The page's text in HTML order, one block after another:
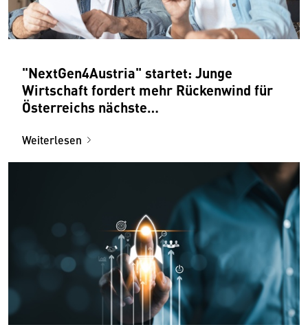
"NextGen4Austria" startet: Junge
Wirtschaft fordert mehr Rückenwind für
Österreichs nächste
Weiterlesen